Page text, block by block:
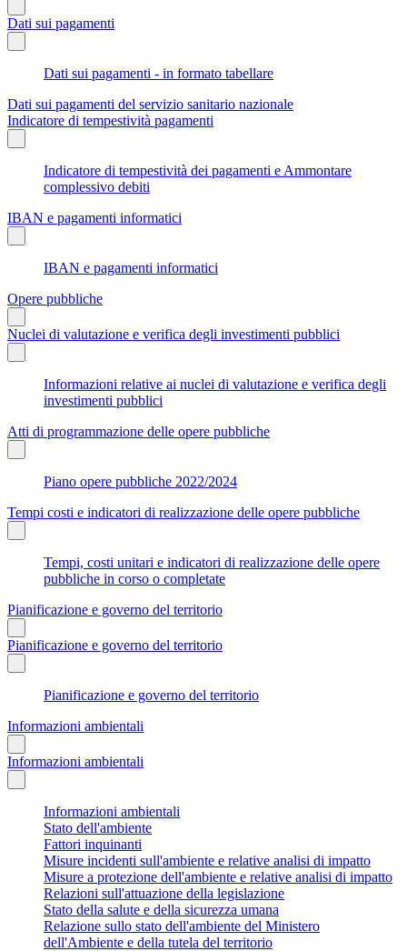
Dati sui pagamenti
Dati sui pagamenti - in formato tabellare
Dati sui pagamenti del servizio sanitario nazionale
Indicatore di tempestività pagamenti
Indicatore di tempestività dei pagamenti e Ammontare
complessivo debiti
IBAN e pagamenti informatici
IBAN e pagamenti informatici
Opere pubbliche
Nuclei di valutazione e verifica degli investimenti pubblici
Informazioni relative ai nuclei di valutazione e verifica degli
investimenti pubblici
Atti di programmazione delle opere pubbliche
Piano opere pubbliche 2022/2024
Tempi costi e indicatori di realizzazione delle opere pubbliche
Tempi, costi unitari e indicatori di realizzazione delle opere
pubbliche in corso o completate
Pianificazione e governo del territorio
Pianificazione e governo del territorio
Pianificazione e governo del territorio
Informazioni ambientali
Informazioni ambientali
Informazioni ambientali
Stato dell'ambiente
Fattori inquinanti
Misure incidenti sull'ambiente e relative analisi di impatto
Misure a protezione dell'ambiente e relative analisi di impatto
Relazioni sull'attuazione della legislazione
Stato della salute e della sicurezza umana
Relazione sullo stato dell'ambiente del Ministero
dell'Ambiente e della tutela del territorio